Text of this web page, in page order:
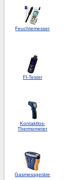
Feuchtemesser
FI-Tester
Kontaktlos-
Thermometer
Gasmessgeräte